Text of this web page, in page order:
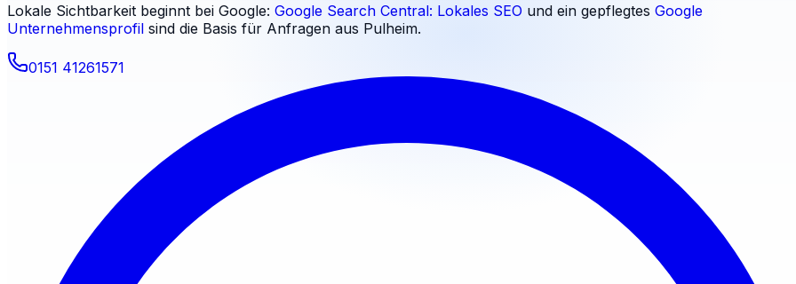
Lokale Sichtbarkeit beginnt bei Google: Google Search Central: Lokales SEO und ein gepflegtes Google
Unternehmensprofil sind die Basis für Anfragen aus Pulheim.
0151 41261571